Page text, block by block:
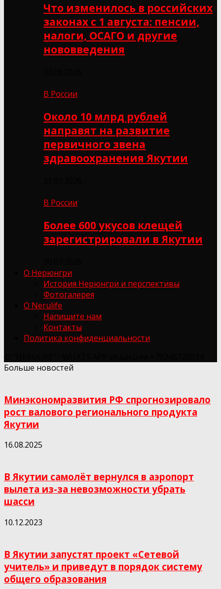
Что изменилось в российских
законах с 1 августа: пенсии,
налоги, ОСАГО и другие
нововведения
В России
Около 10 млрд рублей
направят на развитие
первичного звена
здравоохранения Якутии
В России
Более 600 укусов клещей
зарегистрировали в Якутии
О Нерюнгри
История Нерюнгри и перспективы
Фотогалерея
О Nerulife
Напишите нам
Контакты
Политика конфиденциальности
Больше новостей
Минэкономразвития РФ спрогнозировало
рост валового регионального продукта
Якутии
16.08.2025
В Якутии самолёт вернулся в аэропорт
вылета из-за невозможности убрать
шасси
10.12.2023
В Якутии запустят проект «Сетевой
учитель» и приведут в порядок систему
общего образования